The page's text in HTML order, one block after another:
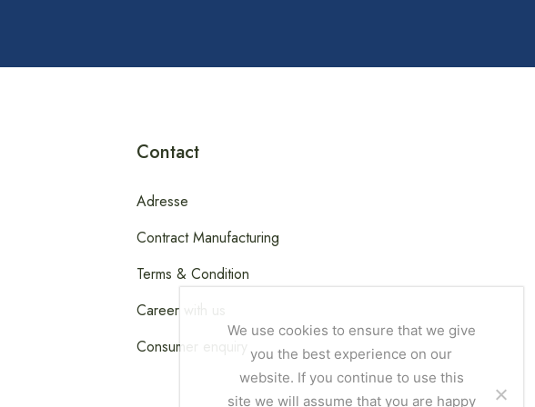
Contact
Adresse
Contract Manufacturing
Terms & Condition
Career with us
Consumer enquiry
We use cookies to ensure that we give
you the best experience on our
website. If you continue to use this
site we will assume that you are happy